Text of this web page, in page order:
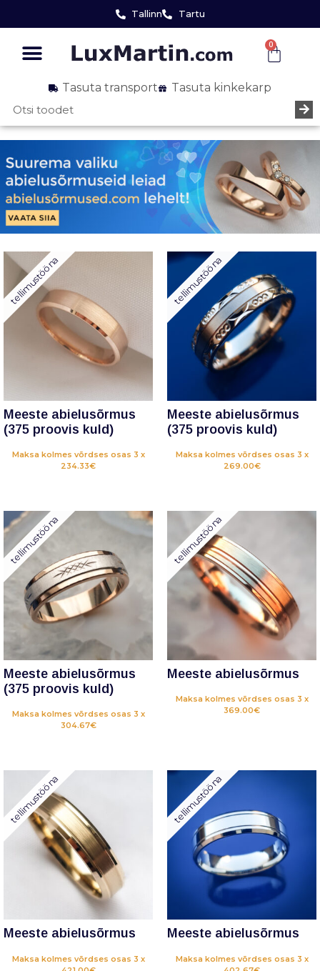
Tallinn Tartu
0
Tasuta transport Tasuta kinkekarp
tellimustööna
Meeste abielusõrmus
(375 proovis kuld)
Maksa kolmes võrdses osas 3 x
234.33€
tellimustööna
Meeste abielusõrmus
(375 proovis kuld)
Maksa kolmes võrdses osas 3 x
269.00€
tellimustööna
Meeste abielusõrmus
(375 proovis kuld)
Maksa kolmes võrdses osas 3 x
304.67€
tellimustööna
Meeste abielusõrmus
Maksa kolmes võrdses osas 3 x
369.00€
tellimustööna
Meeste abielusõrmus
Maksa kolmes võrdses osas 3 x
tellimustööna
Meeste abielusõrmus
Maksa kolmes võrdses osas 3 x